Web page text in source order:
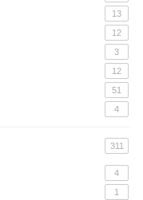
13
12
3
12
51
4
311
4
1